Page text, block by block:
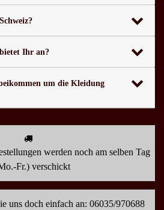
Ihr an?
um die Kleidung
werden noch am selben Tag
Fr.) verschickt
uns doch einfach an: 06035/970688